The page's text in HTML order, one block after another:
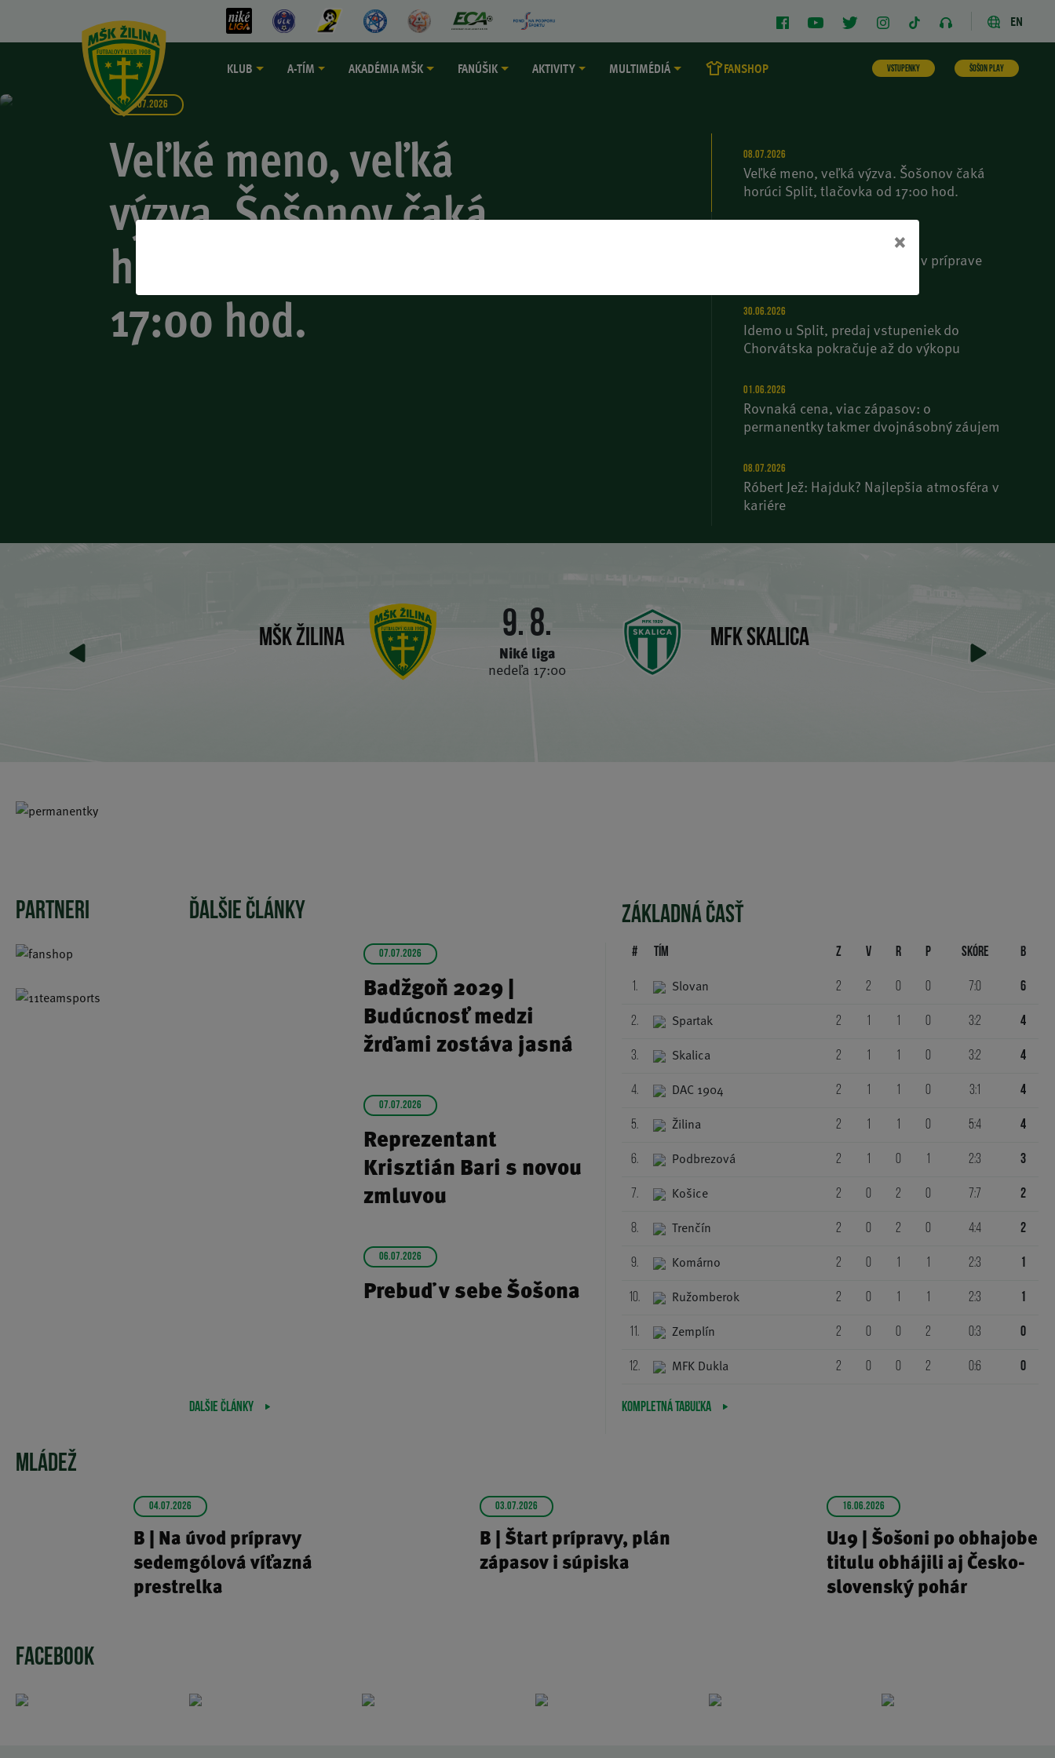
EN
KLUB A-TÍM AKADÉMIA MŠK FANÚŠIK AKTIVITY MULTIMÉDIÁ FANSHOP VSTUPENKY ŠOŠON PLAY
08.07.2026
Veľké meno, veľká
výzva. Šošonov čaká
horúci Split, tlačovka od
17:00 hod.
08.07.2026
Veľké meno, veľká výzva. Šošonov čaká
horúci Split, tlačovka od 17:00 hod.
B | Druhý zápas, druhá výhra v príprave
30.06.2026
Idemo u Split, predaj vstupeniek do
Chorvátska pokračuje až do výkopu
01.06.2026
Rovnaká cena, viac zápasov: o
permanentky takmer dvojnásobný záujem
08.07.2026
Róbert Jež: Hajduk? Najlepšia atmosféra v
kariére
MŠK ŽILINA 9. 8.
Niké liga
nedeľa 17:00
MFK SKALICA
PARTNERI ĎALŠIE ČLÁNKY
07.07.2026
Badžgoň 2029 |
Budúcnosť medzi
žrďami zostáva jasná
07.07.2026
Reprezentant
Krisztián Bari s novou
zmluvou
06.07.2026
Prebuď v sebe Šošona
DALŠIE ČLÁNKY
ZÁKLADNÁ ČASŤ
# Tím Z V R P Skóre B
1. Slovan 2 2 0 0 7:0 6
2. Spartak 2 1 1 0 3:2 4
3. Skalica 2 1 1 0 3:2 4
4. DAC 1904 2 1 1 0 3:1 4
5. Žilina 2 1 1 0 5:4 4
6. Podbrezová 2 1 0 1 2:3 3
7. Košice 2 0 2 0 7:7 2
8. Trenčín 2 0 2 0 4:4 2
9. Komárno 2 0 1 1 2:3 1
10. Ružomberok 2 0 1 1 2:3 1
11. Zemplín 2 0 0 2 0:3 0
12. MFK Dukla 2 0 0 2 0:6 0
KOMPLETNÁ TABUĽKA
MLÁDEŽ
04.07.2026
B | Na úvod prípravy
sedemgólová víťazná
prestrelka
03.07.2026
B | Štart prípravy, plán
zápasov i súpiska
16.06.2026
U19 | Šošoni po obhajobe
titulu obhájili aj Česko-
slovenský pohár
FACEBOOK
×